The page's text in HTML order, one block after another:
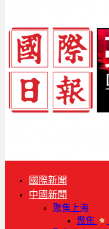
國際新聞
中國新聞
聚焦上海
聚焦